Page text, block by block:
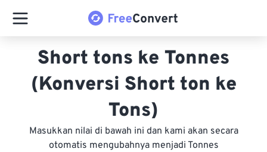
Short tons ke Tonnes
(Konversi Short ton ke
Tons)
Masukkan nilai di bawah ini dan kami akan secara
otomatis mengubahnya menjadi Tonnes